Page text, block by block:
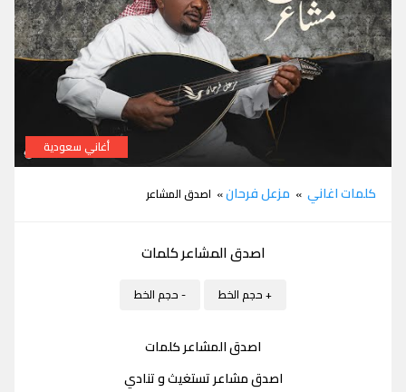
أغاني سعودية
كلمات اغاني » مزعل فرحان» اصدق المشاعر
اصدق المشاعر كلمات
+ حجم الخط - حجم الخط
اصدق المشاعر كلمات
اصدق مشاعر تستغيث و تنادي